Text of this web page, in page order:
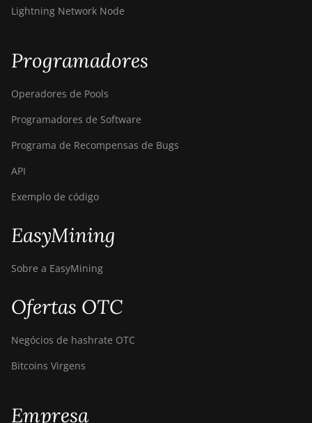
Lightning Network Node
Programadores
Operadores de Pools
Programadores de Software
Programa de Recompensas de Bugs
API
Exemplo de código
EasyMining
Sobre a EasyMining
Ofertas OTC
Negócios de hashrate OTC
Bitcoins Virgens
Empresa